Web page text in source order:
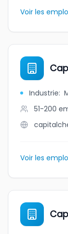
Voir les
Industrie:
51-200
Voir les